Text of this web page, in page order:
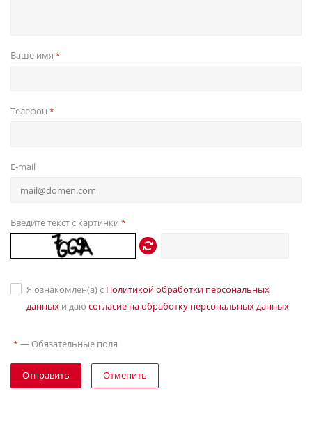
Ваше имя *
Телефон *
E-mail
Введите текст с картинки *
Я ознакомлен(а) с Политикой обработки персональных
данных и даю согласие на обработку персональных данных
* — Обязательные поля
Отправить Отменить